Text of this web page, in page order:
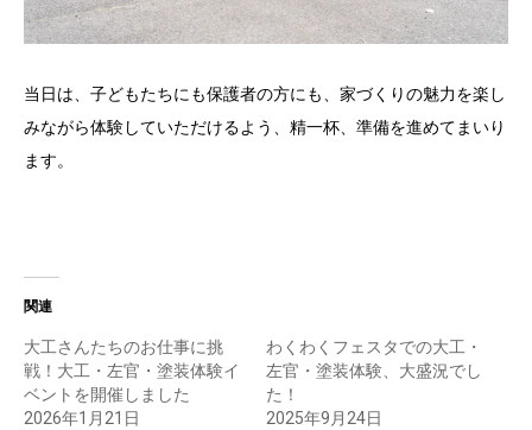
当日は、子どもたちにも保護者の方にも、家づくりの魅力を楽し
みながら体験していただけるよう、精一杯、準備を進めてまいり
ます。
関連
大工さんたちのお仕事に挑
戦！大工・左官・塗装体験イ
ベントを開催しました
2026年1月21日
わくわくフェスタでの大工・
左官・塗装体験、大盛況でし
た！
2025年9月24日